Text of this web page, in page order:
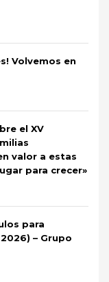
Volvemos en
el XV
valor a estas
para crecer»
para
– Grupo